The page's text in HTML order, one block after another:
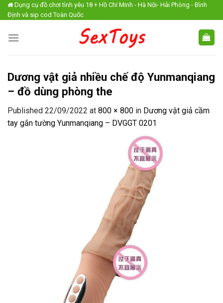
Skip
to
Dụng cụ đồ chơi tình yêu 18 + Hồ Chí Minh - Hà Nội- Hải Phòng - Bình
Định và sip cod Toàn Quốc
Dương vật giả nhiều chế độ Yunmanqiang
– đồ dùng phòng the
Published 22/09/2022 at 800 × 800 in Dương vật giả cầm
tay gắn tường Yunmanqiang – DVGGT 0201